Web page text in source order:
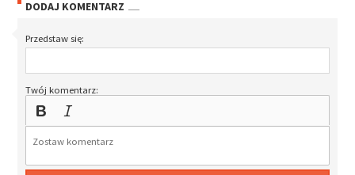
DODAJ KOMENTARZ
Przedstaw się:
Twój komentarz: